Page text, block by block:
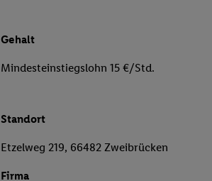
Gehalt
Mindesteinstiegslohn 15 €/Std.
Standort
Etzelweg 219, 66482 Zweibrücken
Firma